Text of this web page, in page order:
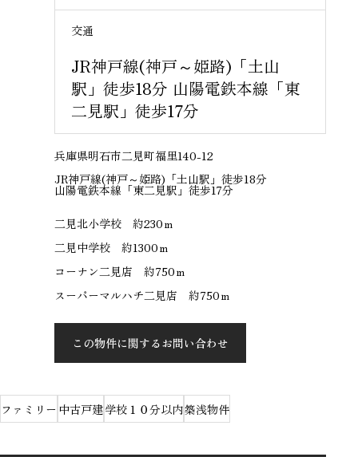
交通
JR神戸線(神戸～姫路)「土山
駅」徒歩18分 山陽電鉄本線「東
二見駅」徒歩17分
兵庫県明石市二見町福里140-12
JR神戸線(神戸～姫路)「土山駅」徒歩18分
山陽電鉄本線「東二見駅」徒歩17分
二見北小学校 約230ｍ
二見中学校 約1300ｍ
コーナン二見店 約750ｍ
スーパーマルハチ二見店 約750ｍ
この物件に関するお問い合わせ
ファミリー 中古戸建学校１０分以内築浅物件